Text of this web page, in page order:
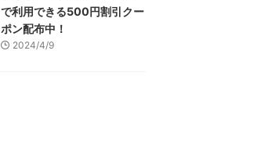
で利用できる500円割引クー
ポン配布中！
2024/4/9